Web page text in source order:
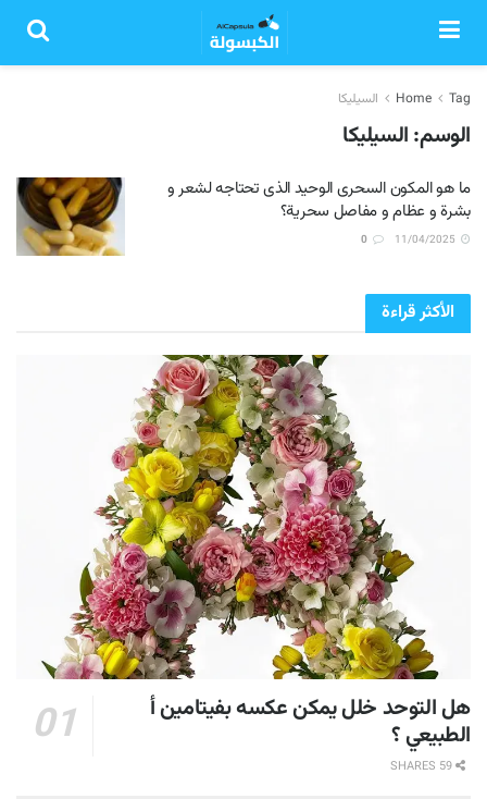
Home Tag السيليكا
الوسم:السيليكا
ما هو المكون السحرى الوحيد الذى تحتاجه لشعر و
بشرة و عظام و مفاصل سحرية؟
الأكثر قراءة
هل التوحد خلل يمكن عكسه بفيتامين أ
الطبيعي ؟